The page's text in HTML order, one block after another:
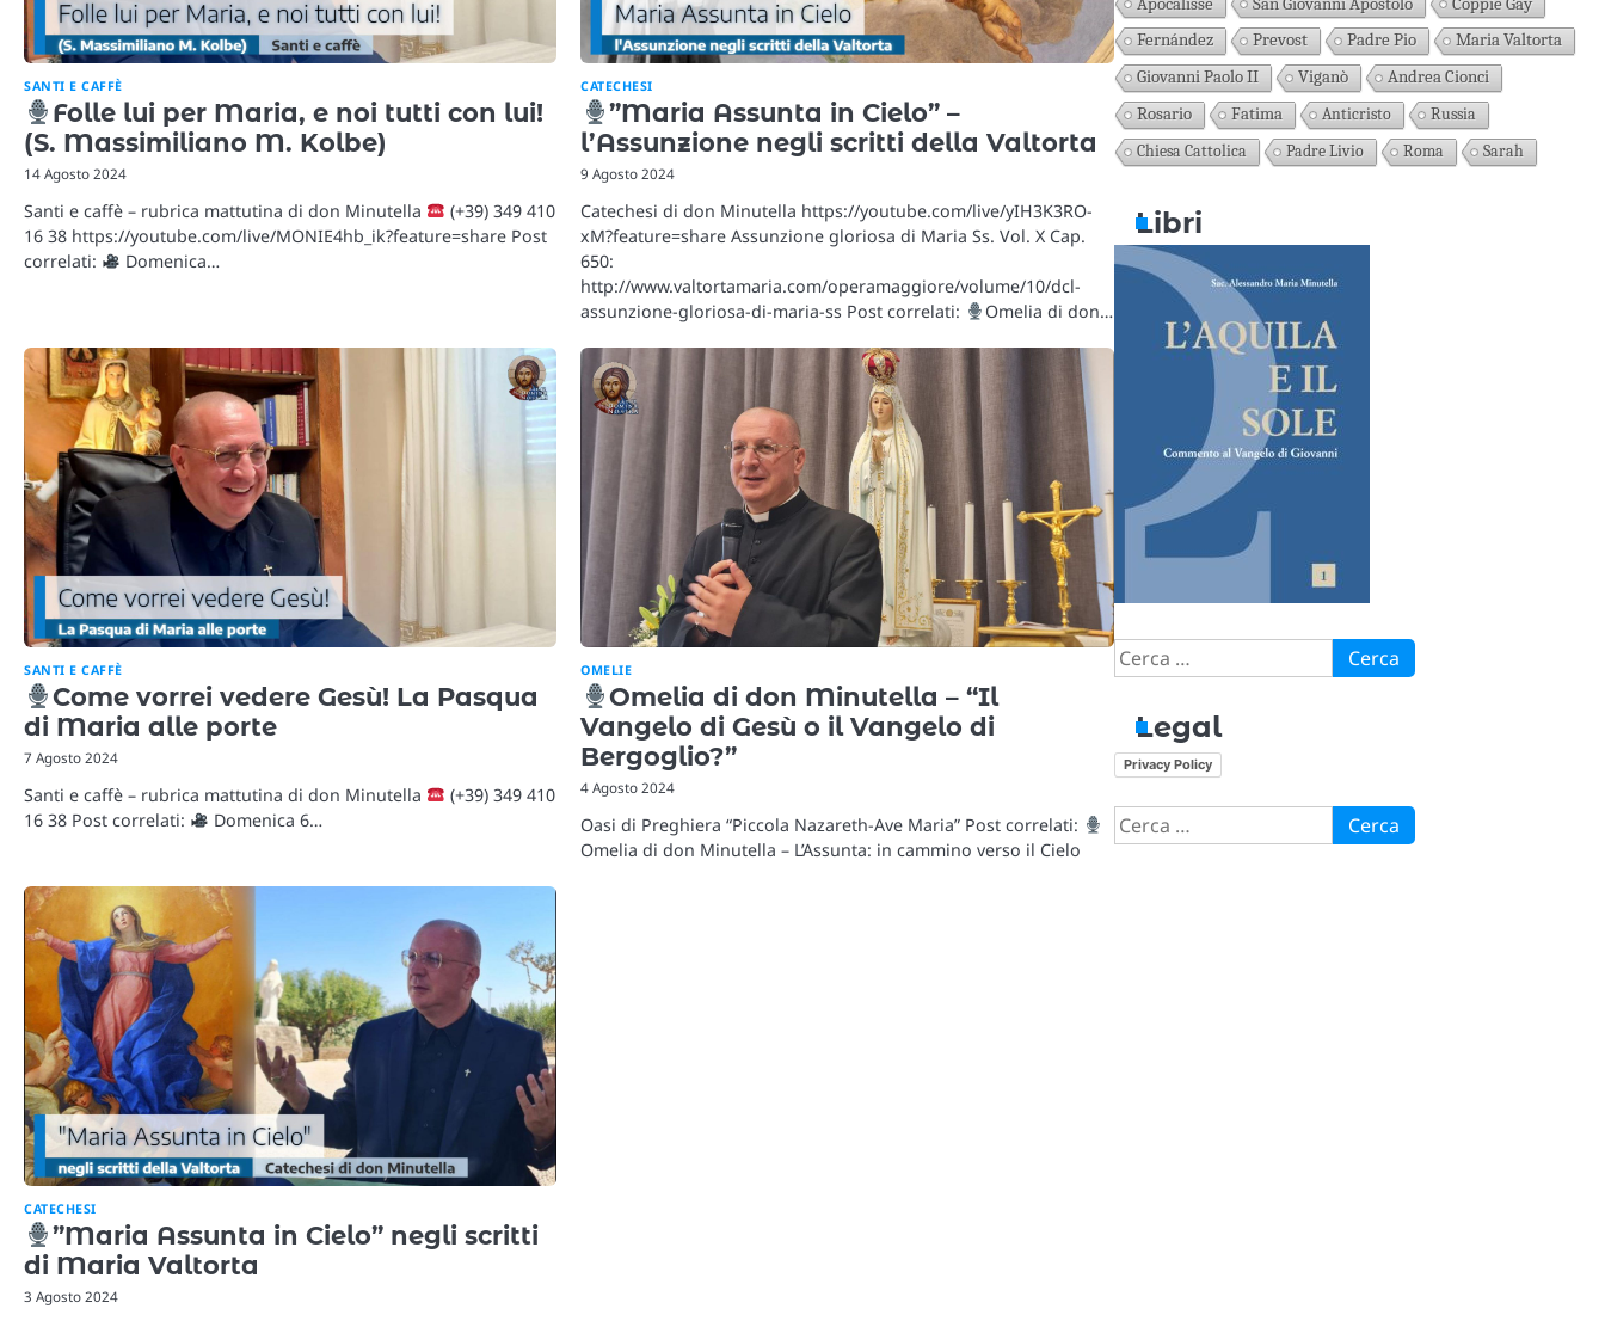
SANTI E CAFFÈ
Folle lui per Maria, e noi tutti con lui!
(S. Massimiliano M. Kolbe)
14 Agosto 2024
Santi e caffè – rubrica mattutina di don Minutella
(+39) 349 410
16 38 https://youtube.com/live/MONIE4hb_ik?feature=share Post
correlati:
Domenica…
CATECHESI
”Maria Assunta in Cielo” –
l’Assunzione negli scritti della Valtorta
9 Agosto 2024
Catechesi di don Minutella https://youtube.com/live/yIH3K3RO-
xM?feature=share Assunzione gloriosa di Maria Ss. Vol. X Cap.
650:
http://www.valtortamaria.com/operamaggiore/volume/10/dcl-
assunzione-gloriosa-di-maria-ss Post correlati:
Omelia di don…
SANTI E CAFFÈ
Come vorrei vedere Gesù! La Pasqua
di Maria alle porte
7 Agosto 2024
Santi e caffè – rubrica mattutina di don Minutella
(+39) 349 410
16 38 Post correlati:
Domenica 6…
OMELIE
Omelia di don Minutella – “Il
Vangelo di Gesù o il Vangelo di
Bergoglio?”
4 Agosto 2024
Oasi di Preghiera “Piccola Nazareth-Ave Maria” Post correlati:
Omelia di don Minutella – L’Assunta: in cammino verso il Cielo
CATECHESI
”Maria Assunta in Cielo” negli scritti
di Maria Valtorta
3 Agosto 2024
Fernández Prevost Padre Pio
Maria Valtorta
Giovanni Paolo II
Viganò
Andrea Cionci
Rosario
Fatima Anticristo
Russia
Chiesa Cattolica
Padre Livio Roma Sarah
Libri
Ricerca
per:
Legal
Privacy Policy
Ricerca
per: